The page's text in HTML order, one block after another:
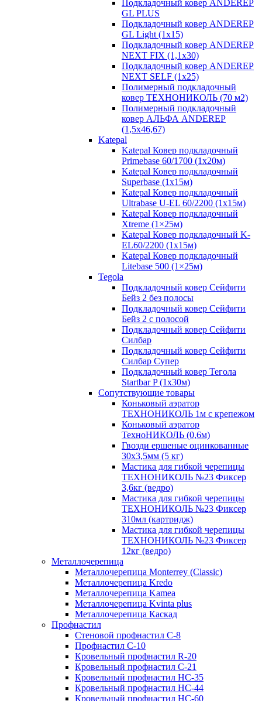
Подкладочный ковер ANDEREP
GL PLUS
Подкладочный ковер ANDEREP
GL Light (1х15)
Подкладочный ковер ANDEREP
NEXT FIX (1,1х30)
Подкладочный ковер ANDEREP
NEXT SELF (1х25)
Полимерный подкладочный
ковер ТЕХНОНИКОЛЬ (70 м2)
Полимерный подкладочный
ковер АЛЬФА ANDEREP
(1,5х46,67)
Katepal
Katepal Ковер подкладочный
Primebase 60/1700 (1х20м)
Katepal Ковер подкладочный
Superbase (1х15м)
Katepal Ковер подкладочный
Ultrabase U-EL 60/2200 (1х15м)
Katepal Ковер подкладочный
Хtreme (1×25м)
Katepal Ковер подкладочный K-
EL60/2200 (1х15м)
Katepal Ковер подкладочный
Litebase 500 (1×25м)
Tegola
Подкладочный ковер Сейфити
Бейз 2 без полосы
Подкладочный ковер Сейфити
Бейз 2 с полосой
Подкладочный ковер Сейфити
Силбар
Подкладочный ковер Сейфити
Силбар Супер
Подкладочный ковер Тегола
Startbar P (1х30м)
Сопутствующие товары
Коньковый аэратор
ТЕХНОНИКОЛЬ 1м с крепежом
Коньковый аэратор
ТехноНИКОЛЬ (0,6м)
Гвозди ершеные оцинкованные
30х3,5мм (5 кг)
Мастика для гибкой черепицы
ТЕХНОНИКОЛЬ №23 Фиксер
3,6кг (ведро)
Мастика для гибкой черепицы
ТЕХНОНИКОЛЬ №23 Фиксер
310мл (картридж)
Мастика для гибкой черепицы
ТЕХНОНИКОЛЬ №23 Фиксер
12кг (ведро)
Металлочерепица
Металлочерепица Мonterrey (Classic)
Металлочерепица Kredo
Металлочерепица Kamea
Металлочерепица Kvinta plus
Металлочерепица Каскад
Профнастил
Стеновой профнастил C-8
Профнастил С-10
Кровельный профнастил R-20
Кровельный профнастил С-21
Кровельный профнастил НС-35
Кровельный профнастил НС-44
Кровельный профнастил НС-60